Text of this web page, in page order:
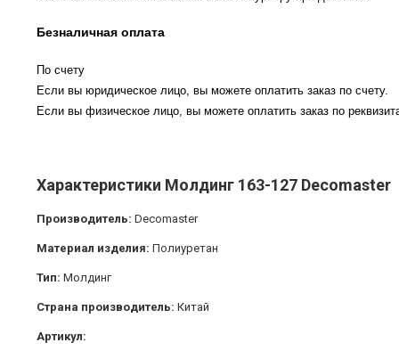
Безналичная оплата
По счету
Если вы юридическое лицо, вы можете оплатить заказ по счету.
Если вы физическое лицо, вы можете оплатить заказ по
Характеристики Молдинг 163-127 Decomaster
Производитель: Decomaster
Материал изделия: Полиуретан
Тип: Молдинг
Страна производитель: Китай
Артикул: